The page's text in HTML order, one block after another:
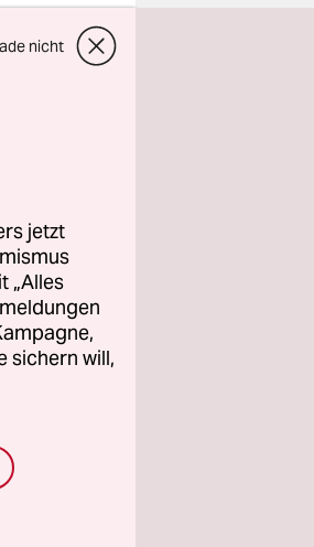
nicht
jetzt
„Alles
sichern will,